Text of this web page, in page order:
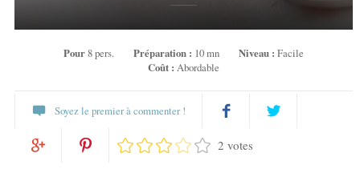
Pour8 pers. Préparation : 10 mn Niveau : Facile
Coût : Abordable
Soyez le premier à commenter !
Partagez
2 votes